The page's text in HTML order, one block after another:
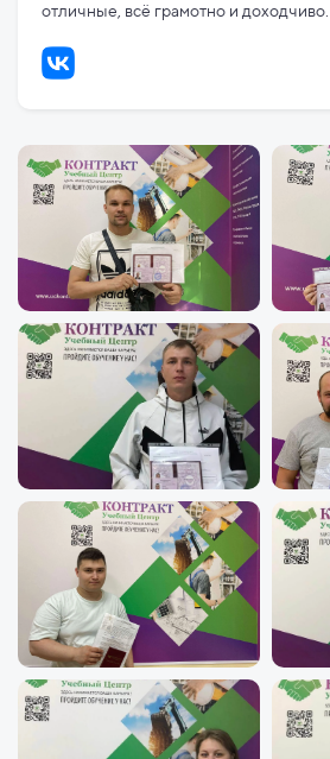
отличные, всё грамотно и